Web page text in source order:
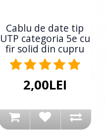
Cablu de date tip
UTP categoria 5e cu
fir solid din cupru
2,00LEI